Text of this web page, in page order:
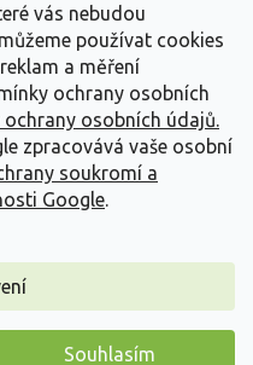
vás nebudou
používat cookies
a měření
ochrany osobních
ochrany osobních údajů.
zpracovává vaše osobní
soukromí a
Google.
Souhlasím
Shoptet
. Všechna práva